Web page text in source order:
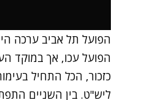
הפועל תל אביב ערכה
הפועל עכו, אך במוקד
ליש"ט. בין השניים